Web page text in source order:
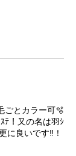
ごとカラー可🫧
ﾃ！又の名は羽ｼ
に良いです‼︎！